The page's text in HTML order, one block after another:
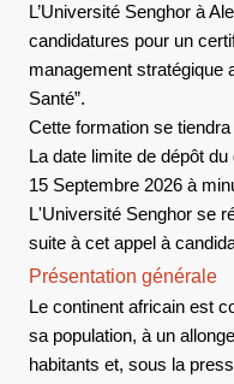
L’Université Senghor à
candidatures pour un
management stratégique
Santé”.
Cette formation se
La date limite de dépôt
15 Septembre 2026 à
L'Université Senghor se
suite à cet appel à
Présentation générale
Le continent africain est
sa population, à un
habitants et, sous la